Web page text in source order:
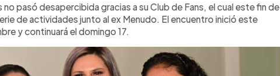
no pasó desapercibida gracias a su Club de Fans, el cual este fin de
de actividades junto al ex Menudo. El encuentro inició este
y continuará el domingo 17.